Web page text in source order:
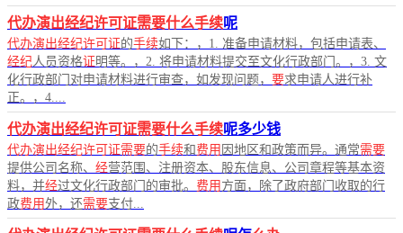
代办演出经纪许可证需要什么手续呢
代办演出经纪许可证的手续如下：，1. 准备申请材料，包括申请表、
经纪人员资格证明等。，2. 将申请材料提交至文化行政部门。，3. 文
化行政部门对申请材料进行审查，如发现问题， 要求申请人进行补
正。，4....
代办演出经纪许可证需要什么手续呢多少钱
代办演出经纪许可证需要的手续和 费用 因地区和政策而异。通常需要
提供公司名称、 经营范围、注册资本、股东信息、公司章程等基本资
料，并经过文化行政部门的审批。 费用 方面，除了政府部门收取的行
政费用外，还需要支付...